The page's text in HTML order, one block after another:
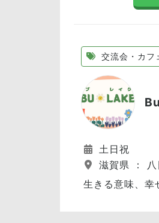
交流会・カフ
土日祝
滋賀県 ：
生きる意味、幸